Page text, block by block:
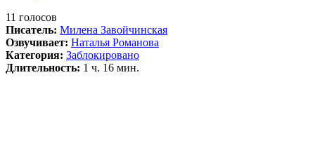
11 голосов
Писатель: Милена Завойчинская
Озвучивает: Наталья Романова
Категория: Заблокировано
Длительность: 1 ч. 16 мин.